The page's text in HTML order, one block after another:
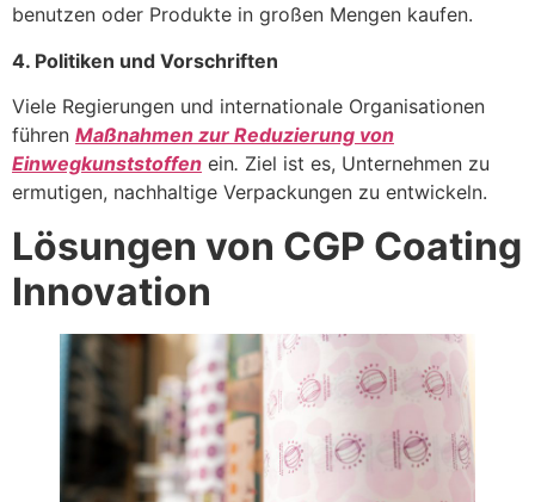
benutzen oder Produkte in großen Mengen kaufen.
4. Politiken und Vorschriften
Viele Regierungen und internationale Organisationen
führen Maßnahmen zur Reduzierung von
Einwegkunststoffen ein. Ziel ist es, Unternehmen zu
ermutigen, nachhaltige Verpackungen zu entwickeln.
Lösungen von CGP Coating
Innovation